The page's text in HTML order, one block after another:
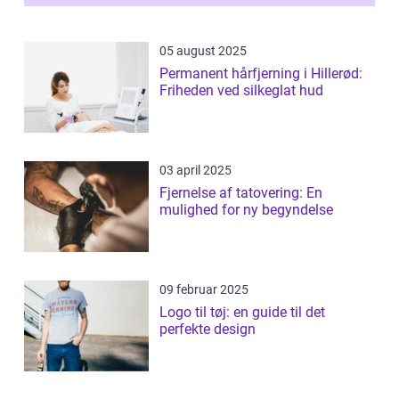
05 august 2025
Permanent hårfjerning i Hillerød:
Friheden ved silkeglat hud
03 april 2025
Fjernelse af tatovering: En
mulighed for ny begyndelse
09 februar 2025
Logo til tøj: en guide til det
perfekte design